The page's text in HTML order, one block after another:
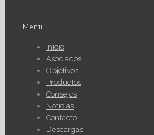
Menu
Inicio
Asociados
Objetivos
Productos
Consejos
Noticias
Contacto
Descargas